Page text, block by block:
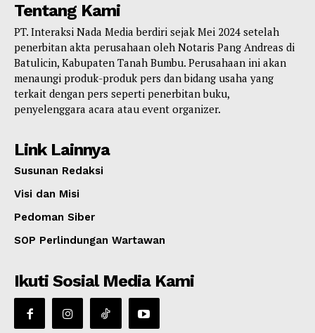
Tentang Kami
PT. Interaksi Nada Media berdiri sejak Mei 2024 setelah
penerbitan akta perusahaan oleh Notaris Pang Andreas di
Batulicin, Kabupaten Tanah Bumbu. Perusahaan ini akan
menaungi produk-produk pers dan bidang usaha yang
terkait dengan pers seperti penerbitan buku,
penyelenggara acara atau event organizer.
Link Lainnya
Susunan Redaksi
Visi dan Misi
Pedoman Siber
SOP Perlindungan Wartawan
Ikuti Sosial Media Kami